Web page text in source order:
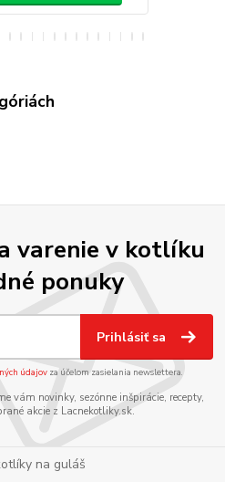
varenie v kotlíku
ponuky
Prihlásiť sa
údajov za účelom zasielania newslettera.
vám novinky, sezónne inšpirácie, recepty,
akcie z Lacnekotliky.sk.
na guláš